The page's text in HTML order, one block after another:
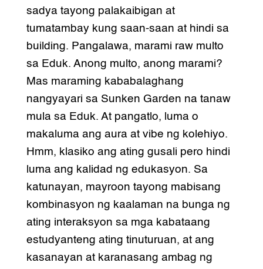
sadya tayong palakaibigan at
tumatambay kung saan-saan at hindi sa
building. Pangalawa, marami raw multo
sa Eduk. Anong multo, anong marami?
Mas maraming kababalaghang
nangyayari sa Sunken Garden na tanaw
mula sa Eduk. At pangatlo, luma o
makaluma ang aura at vibe ng kolehiyo.
Hmm, klasiko ang ating gusali pero hindi
luma ang kalidad ng edukasyon. Sa
katunayan, mayroon tayong mabisang
kombinasyon ng kaalaman na bunga ng
ating interaksyon sa mga kabataang
estudyanteng ating tinuturuan, at ang
kasanayan at karanasang ambag ng